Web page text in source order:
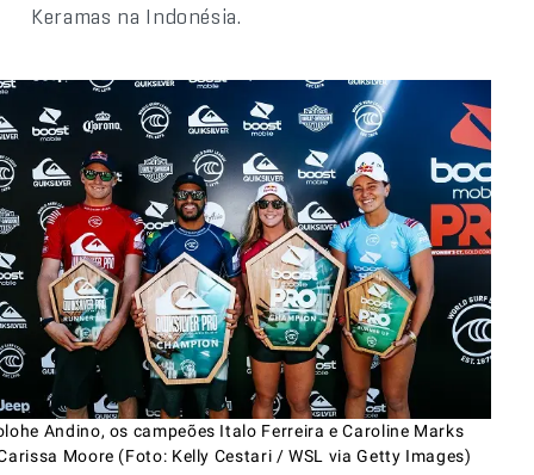
Keramas na Indonésia.
Andino, os campeões Italo Ferreira e Caroline Marks
Moore (Foto: Kelly Cestari / WSL via Getty Images)